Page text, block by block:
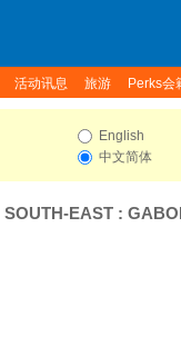
活动讯息 旅游 Perks会
English
中文简体
SOUTH-EAST :